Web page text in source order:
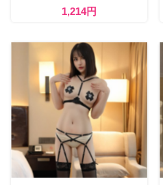
1,214円